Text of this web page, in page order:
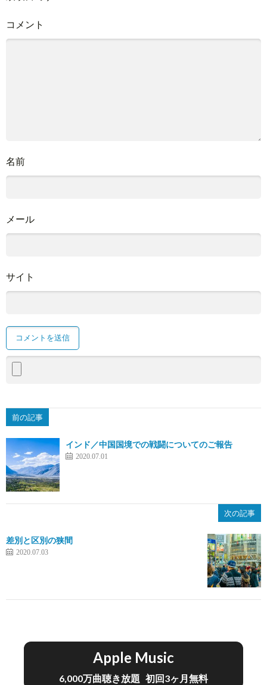
コメント
名前
メール
サイト
前の記事
インド／中国国境での戦闘についてのご報告
2020.07.01
次の記事
差別と区別の狭間
2020.07.03
Apple Music
6,000万曲聴き放題 初回3ヶ月無料